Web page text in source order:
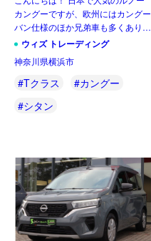
カングーですが、欧州にはカングー
バン仕様のほか兄弟車も多くありま
す。今回は日産の小型LCVのタウン
モデルとなるコンビ（Kombi）で
す。取引 […]
ウィズ トレーディング
神奈川県横浜市
#Tクラス
#カングー
#シタン